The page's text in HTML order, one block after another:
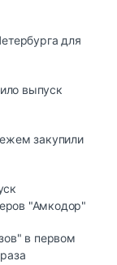
для
выпуск
закупили
"Амкодор"
в первом